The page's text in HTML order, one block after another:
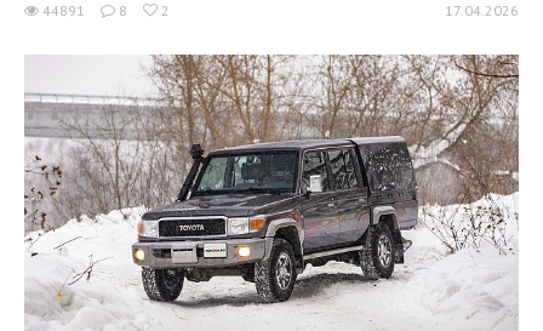
44891 8 2 17.04.2026